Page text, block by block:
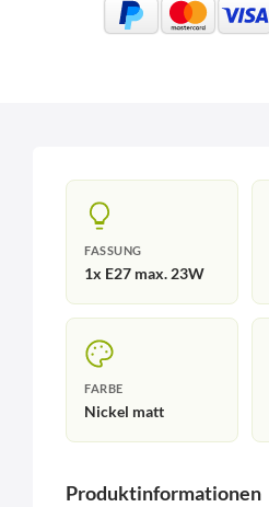
FASSUNG
1x E27 max. 23W
FARBE
Nickel matt
Produktinformationen